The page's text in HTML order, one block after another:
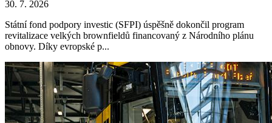
30. 7. 2026
Státní fond podpory investic (SFPI) úspěšně dokončil program
revitalizace velkých brownfieldů financovaný z Národního plánu
obnovy. Díky evropské p...